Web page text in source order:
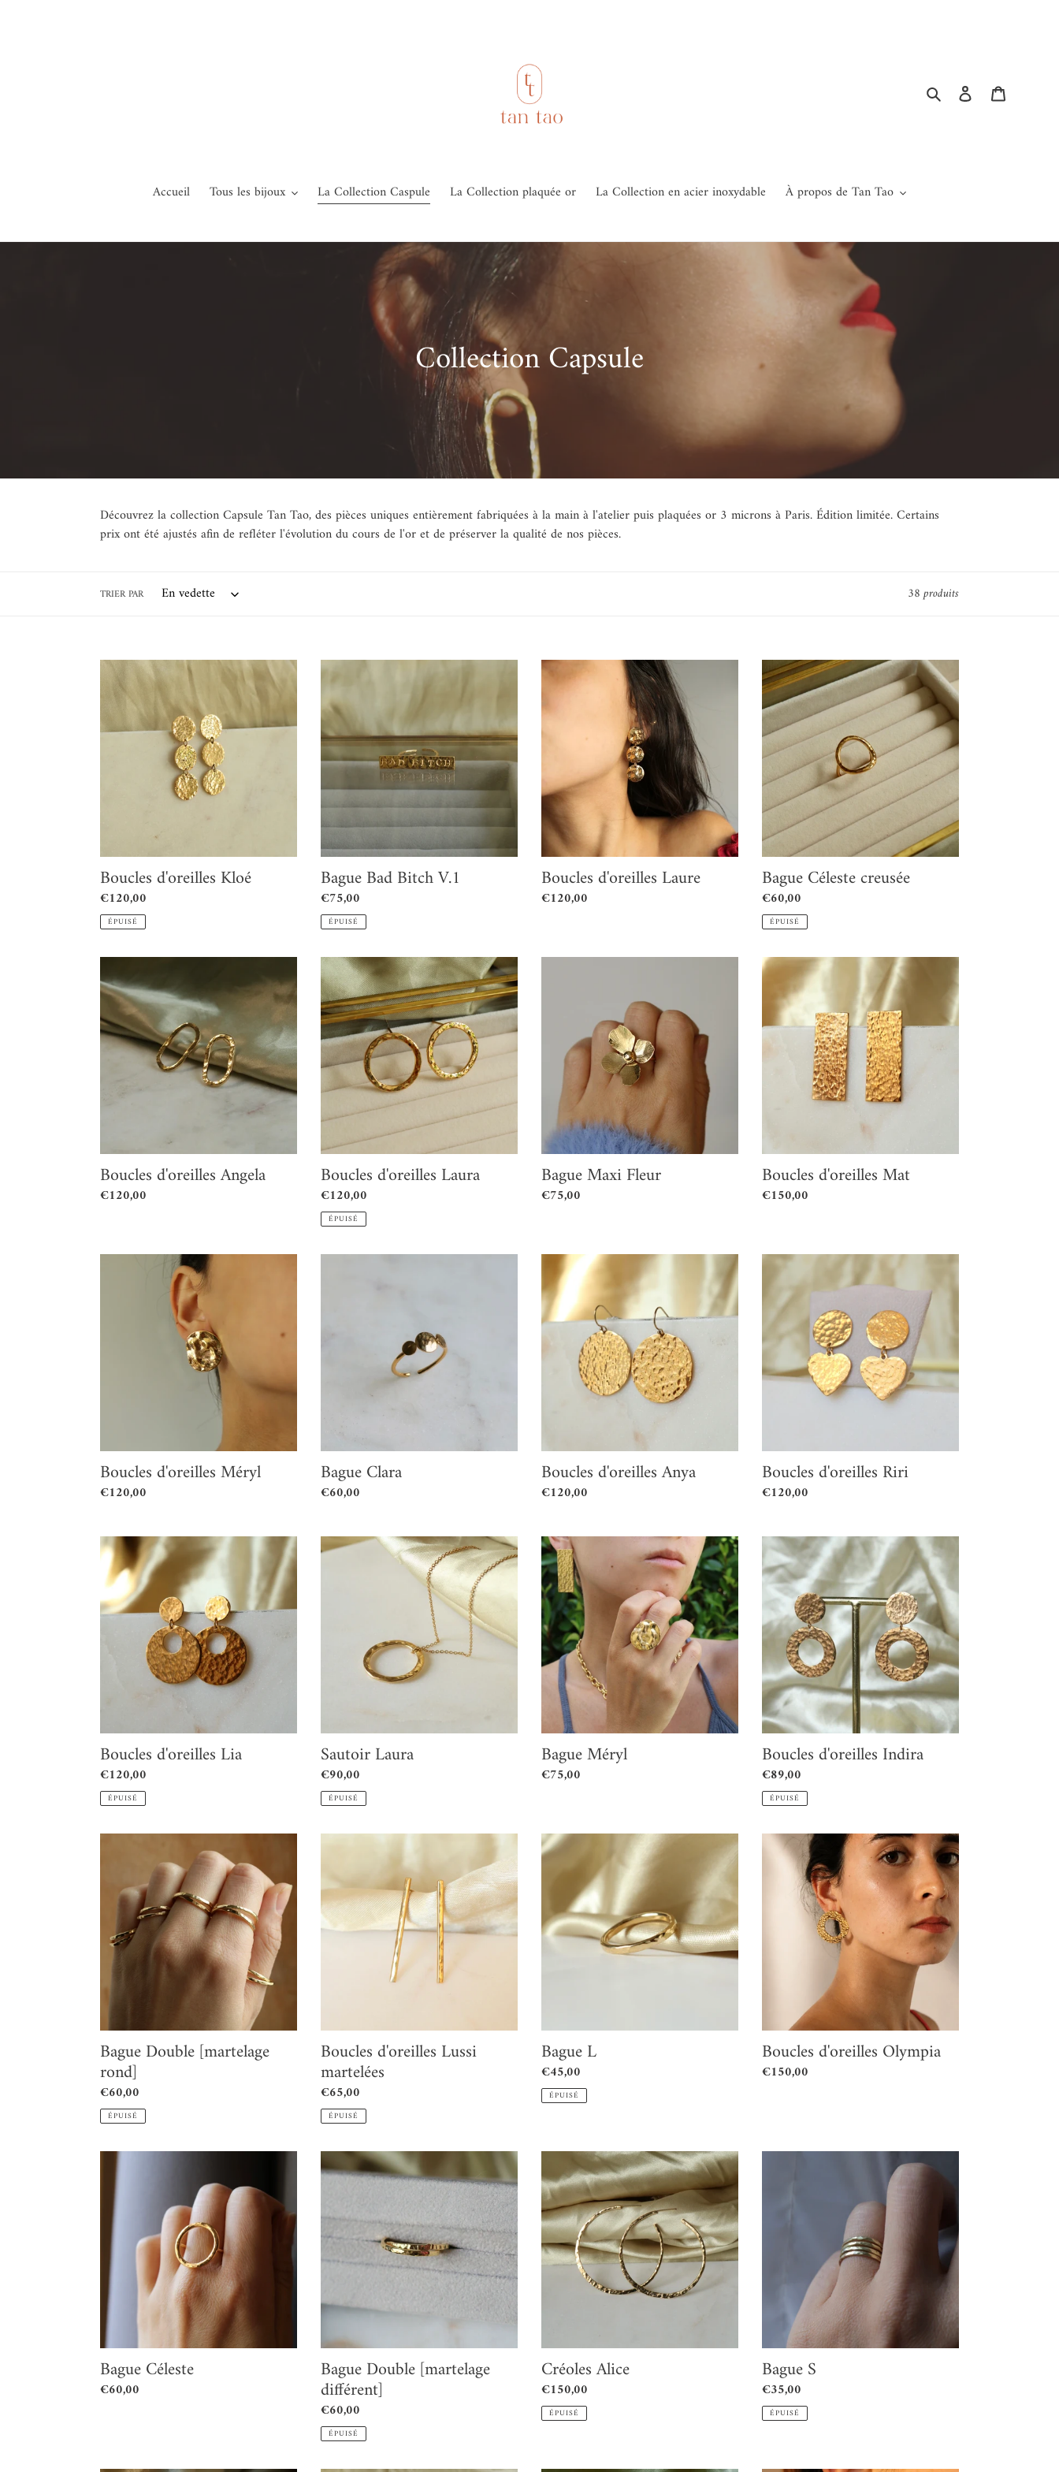
RechercherSe connecter
Accueil Tous les bijoux La Collection Caspule La Collection plaquée or La Collection en acier inoxydable À propos de Tan Tao
C
o
l
l
e
c
o
n
:
Collection Capsule
Découvrez la collection Capsule Tan Tao, des pièces uniques entièrement fabriquées à la main à l'atelier puis plaquées or 3 microns à Paris. Édition limitée.Certains
prix ont été ajustés afin de refléter l'évolution du cours de l'or et de préserver la qualité de nos pièces.
TRIER PAR 38 produits
Boucles
d'oreilles
Boucles d'oreilles Kloé
Prix
normal
€120,00
ÉPUISÉ
Bague
Bad
Bitch
V.1
Bague Bad Bitch V.1
Prix
normal
€75,00
ÉPUISÉ
Boucles
d'oreilles
Laure
Boucles d'oreilles Laure
Prix
€120,00
Bague
Céleste
creusée
Bague Céleste creusée
Prix
normal
€60,00
ÉPUISÉ
d'oreilles
Angela
Boucles d'oreilles Angela
Prix
€120,00
Boucles
d'oreilles
Laura
Boucles d'oreilles Laura
Prix
normal
€120,00
ÉPUISÉ
Bague Maxi Fleur
Prix
€75,00
Boucles
d'oreilles
Mat
Boucles d'oreilles Mat
Prix
€150,00
Boucles d'oreilles Méryl
Prix
€120,00
Bague Clara
Prix
€60,00
Boucles
d'oreilles
Anya
Boucles d'oreilles Anya
Prix
€120,00
Boucles
d'oreilles
Riri
Boucles d'oreilles Riri
Prix
€120,00
Boucles
d'oreilles
Lia
Boucles d'oreilles Lia
Prix
normal
€120,00
ÉPUISÉ
Sautoir
Sautoir Laura
Prix
normal
€90,00
ÉPUISÉ
Bague
Méryl
Bague Méryl
Prix
€75,00
Boucles
d'oreilles
Indira
Boucles d'oreilles Indira
Prix
normal
€89,00
ÉPUISÉ
[martelage
rond]
Bague Double [martelage
rond]
Prix
normal
€60,00
ÉPUISÉ
Boucles
Lussi
martelées
Boucles d'oreilles Lussi
martelées
Prix
normal
€65,00
ÉPUISÉ
Bague
L
Bague L
Prix
normal
€45,00
ÉPUISÉ
Boucles
d'oreilles
Olympia
Boucles d'oreilles Olympia
Prix
€150,00
Bague
Céleste
Bague Céleste
Prix
€60,00
Bague
Double
différent]
Bague Double [martelage
différent]
Prix
normal
€60,00
ÉPUISÉ
Créoles
Alice
Créoles Alice
Prix
normal
€150,00
ÉPUISÉ
Bague S
Prix
normal
€35,00
ÉPUISÉ